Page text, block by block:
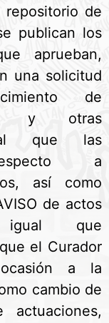
de
publican los
aprueban,
una solicitud
de
y otras
que las
respecto a
así como
de actos
igual que
el Curador
a la
cambio de
actuaciones,